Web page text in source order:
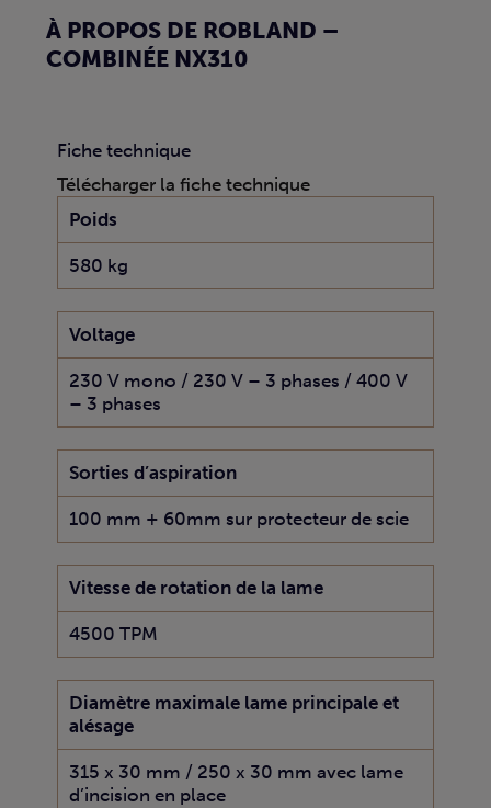
À PROPOS DE ROBLAND –
COMBINÉE NX310
Fiche technique
Télécharger la fiche technique
Poids
580 kg
Voltage
230 V mono / 230 V – 3 phases / 400 V
– 3 phases
Sorties d’aspiration
100 mm + 60mm sur protecteur de scie
Vitesse de rotation de la lame
4500 TPM
Diamètre maximale lame principale et
alésage
315 x 30 mm / 250 x 30 mm avec lame
d’incision en place